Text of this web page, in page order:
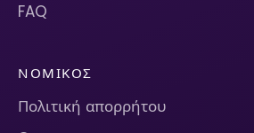
FAQ
ΝΟΜΙΚΌΣ
Πολιτική απορρήτου